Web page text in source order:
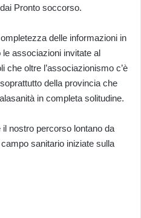
Pronto soccorso.
delle informazioni in
associazioni invitate al
oltre l’associazionismo c’è
della provincia che
in completa solitudine.
nostro percorso lontano da
sanitario iniziate sulla